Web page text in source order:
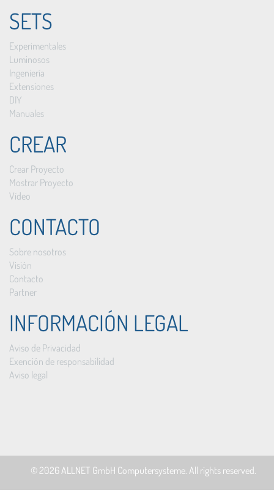
SETS
Experimentales
Luminosos
Ingeniería
Extensiones
DIY
Manuales
CREAR
Crear Proyecto
Mostrar Proyecto
Vídeo
CONTACTO
Sobre nosotros
Visión
Contacto
Partner
INFORMACIÓN LEGAL
Aviso de Privacidad
Exención de responsabilidad
Aviso legal
© 2026ALLNET GmbH Computersysteme. All rights reserved.